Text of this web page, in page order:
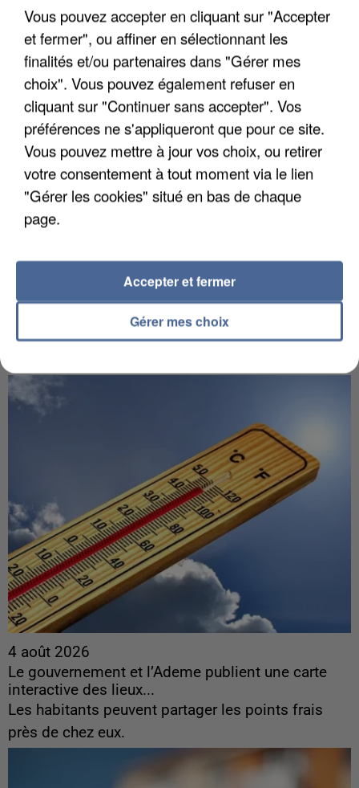
France.
5 août 2026
Une enquête ouverte à Marseille après la
découverte d’un enfant de...
4 août 2026
Le gouvernement et l’Ademe publient une carte
interactive des lieux...
Les habitants peuvent partager les points frais
près de chez eux.
Vous pouvez accepter en cliquant sur "Accepter
et fermer", ou affiner en sélectionnant les
finalités et/ou partenaires dans "Gérer mes
choix". Vous pouvez également refuser en
cliquant sur "Continuer sans accepter". Vos
préférences ne s'appliqueront que pour ce site.
Vous pouvez mettre à jour vos choix, ou retirer
votre consentement à tout moment via le lien
"Gérer les cookies" situé en bas de chaque
page.
Gérer mes choix
Accepter et fermer